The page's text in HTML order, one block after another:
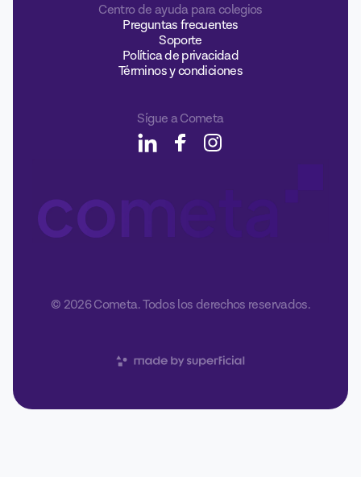
Centro de ayuda para colegios
Preguntas frecuentes
Soporte
Política de privacidad
Términos y condiciones
Sígue a Cometa
© 2026 Cometa. Todos los derechos reservados.